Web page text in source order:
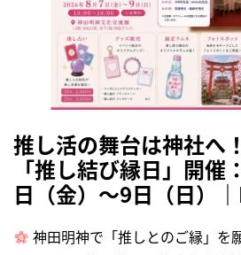
推し活の舞台は神社へ
「推し結び縁日」開
日（金）～9日（日）
神田明神で「推しとのご縁」を